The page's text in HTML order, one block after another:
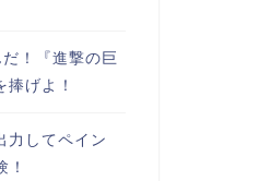
！『進撃の巨
げよ！
力してペイン
！